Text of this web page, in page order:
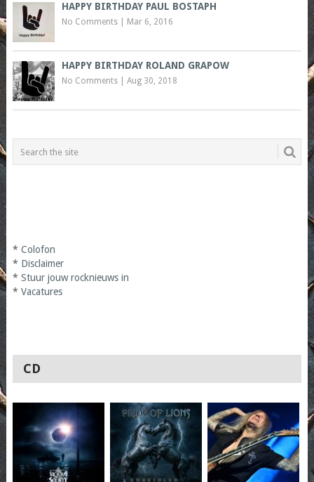
HAPPY BIRTHDAY PAUL BOSTAPH
No Comments| Mar 6, 2016
HAPPY BIRTHDAY ROLAND GRAPOW
No Comments| Aug 30, 2018
* Colofon
* Disclaimer
* Stuur jouw rocknieuws in
* Vacatures
CD